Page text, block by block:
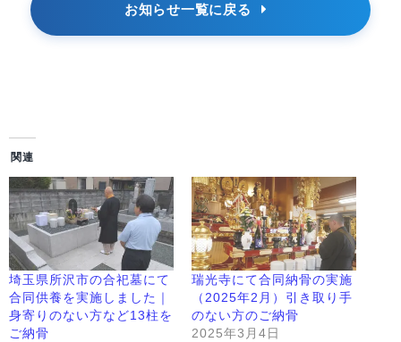
お知らせ一覧に戻る
関連
埼玉県所沢市の合祀墓にて
合同供養を実施しました｜
身寄りのない方など13柱を
ご納骨
瑞光寺にて合同納骨の実施
（2025年2月）引き取り手
のない方のご納骨
2025年3月4日